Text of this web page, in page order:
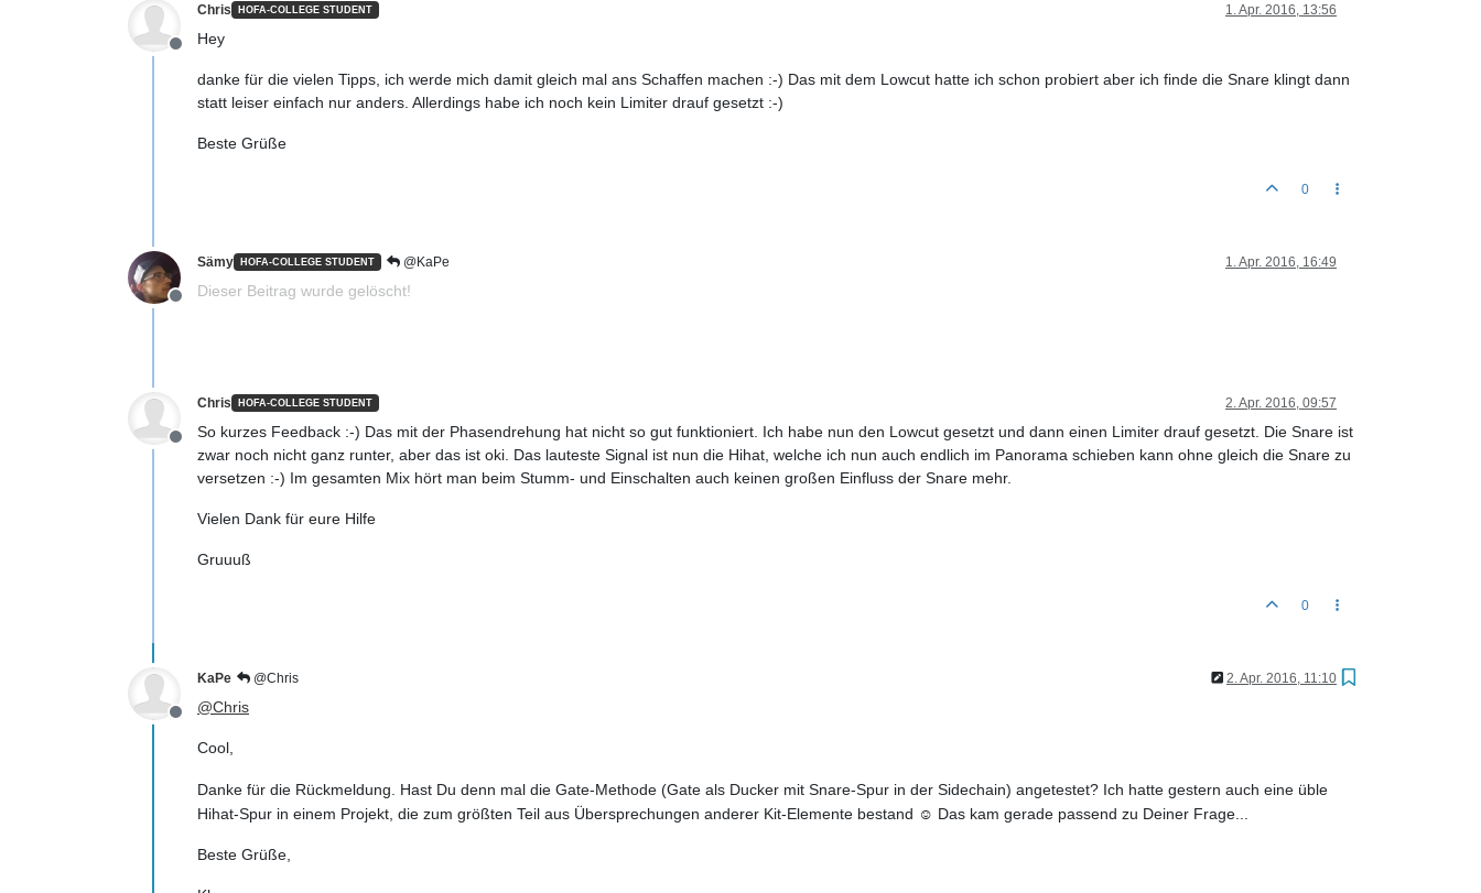
Offline
Chris HOFA-COLLEGE STUDENT 1. Apr. 2016, 13:56
Hey
danke für die vielen Tipps, ich werde mich damit gleich mal ans Schaffen machen :-) Das mit dem Lowcut hatte ich schon probiert aber ich finde die Snare klingt dann
statt leiser einfach nur anders. Allerdings habe ich noch kein Limiter drauf gesetzt :-)
Beste Grüße
0
Offline
Sämy HOFA-COLLEGE STUDENT @KaPe 1. Apr. 2016, 16:49
Dieser Beitrag wurde gelöscht!
Offline
Chris HOFA-COLLEGE STUDENT 2. Apr. 2016, 09:57
So kurzes Feedback :-) Das mit der Phasendrehung hat nicht so gut funktioniert. Ich habe nun den Lowcut gesetzt und dann einen Limiter drauf gesetzt. Die Snare ist
zwar noch nicht ganz runter, aber das ist oki. Das lauteste Signal ist nun die Hihat, welche ich nun auch endlich im Panorama schieben kann ohne gleich die Snare zu
versetzen :-) Im gesamten Mix hört man beim Stumm- und Einschalten auch keinen großen Einfluss der Snare mehr.
Vielen Dank für eure Hilfe
Gruuuß
0
Offline
KaPe @Chris 2. Apr. 2016, 11:10
@Chris
Cool,
Danke für die Rückmeldung. Hast Du denn mal die Gate-Methode (Gate als Ducker mit Snare-Spur in der Sidechain) angetestet? Ich hatte gestern auch eine üble
Hihat-Spur in einem Projekt, die zum größten Teil aus Übersprechungen anderer Kit-Elemente bestand ☺ Das kam gerade passend zu Deiner Frage...
Beste Grüße,